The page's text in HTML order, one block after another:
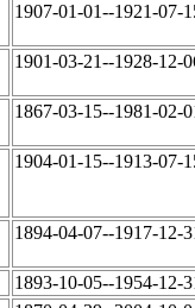
1907-01-01--1921-07-
1901-03-21--1928-12-
1867-03-15--1981-02-
1904-01-15--1913-07-
1894-04-07--1917-12-
1893-10-05--1954-12-